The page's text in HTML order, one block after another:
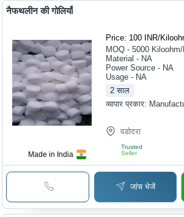
Made in India
नैफथलीन की गोलियाँ
Price: 100 INR/
MOQ - 5000
Material - NA
Power Source - NA
Usage - NA
2 साल
व्यापार प्रकार:
वडोदरा
Trusted
Seller
जांच भेजें